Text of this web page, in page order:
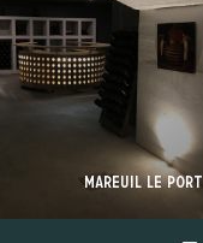
Mareuil Le Port